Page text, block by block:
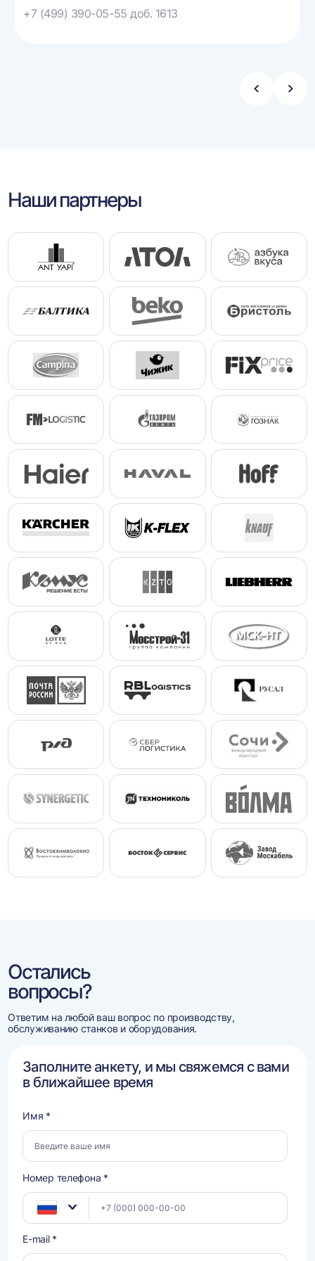
+7 (499) 390-05-55 доб. 1613
Стрелка
Наши партнеры
Остались
вопросы?
Ответим на любой ваш вопрос по производству,
обслуживанию станков и оборудования.
Заполните анкету, и мы свяжемся с вами
в ближайшее время
Имя *
Номер телефона *
E-mail *